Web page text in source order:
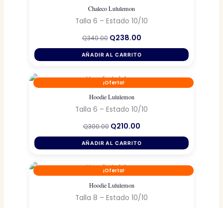
Chaleco Lululemon
Talla 6 – Estado 10/10
Q340.00 El
original
era:
Q238.00El
actual
es:
AÑADIR AL CARRITO
¡Oferta!
Hoodie Lululemon
Talla 6 – Estado 10/10
Q300.00 El
original
era:
Q210.00El
actual
es:
AÑADIR AL CARRITO
¡Oferta!
Hoodie Lululemon
Talla 8 – Estado 10/10